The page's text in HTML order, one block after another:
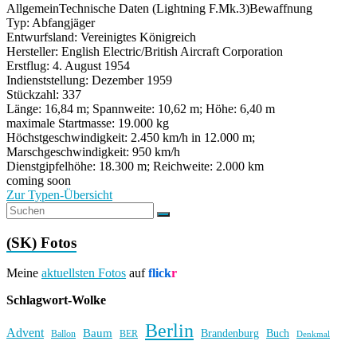
AllgemeinTechnische Daten (Lightning F.Mk.3)Bewaffnung
Typ: Abfangjäger
Entwurfsland: Vereinigtes Königreich
Hersteller: English Electric/British Aircraft Corporation
Erstflug: 4. August 1954
Indienststellung: Dezember 1959
Stückzahl: 337
Länge: 16,84 m; Spannweite: 10,62 m; Höhe: 6,40 m
maximale Startmasse: 19.000 kg
Höchstgeschwindigkeit: 2.450 km/h in 12.000 m;
Marschgeschwindigkeit: 950 km/h
Dienstgipfelhöhe: 18.300 m; Reichweite: 2.000 km
coming soon
Zur Typen-Übersicht
(SK) Fotos
Meine aktuellsten Fotos aufflickr
Schlagwort-Wolke
Advent Ballon Baum BER Berlin Brandenburg Buch Denkmal